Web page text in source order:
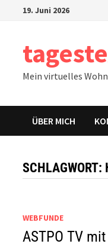
19. Juni 2026
Mein virtuelles
ÜBER MICH
SCHLAGWORT:
WEBFUNDE
ASTPO TV